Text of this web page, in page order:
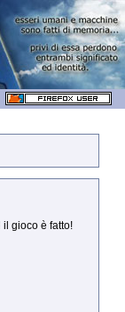
gioco è fatto!